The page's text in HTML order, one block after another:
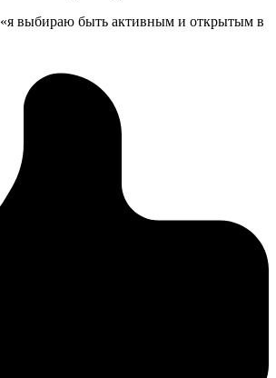
«я выбираю быть активным и открытым в